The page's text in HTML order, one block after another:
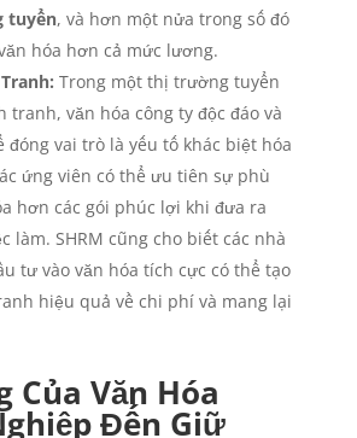
tuyển, và hơn một nửa trong số đó
hóa hơn cả mức lương.
Trong một thị trường tuyển
tranh, văn hóa công ty độc đáo và
đóng vai trò là yếu tố khác biệt hóa
ứng viên có thể ưu tiên sự phù
hơn các gói phúc lợi khi đưa ra
làm. SHRM cũng cho biết các nhà
tư vào văn hóa tích cực có thể tạo
hiệu quả về chi phí và mang lại
Của Văn Hóa
Đến Giữ